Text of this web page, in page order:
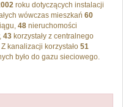
roku dotyczących instalacji
wówczas mieszkań 60
48 nieruchomości
43 korzystały z centralnego
kanalizacji korzystało 51
było do gazu sieciowego.